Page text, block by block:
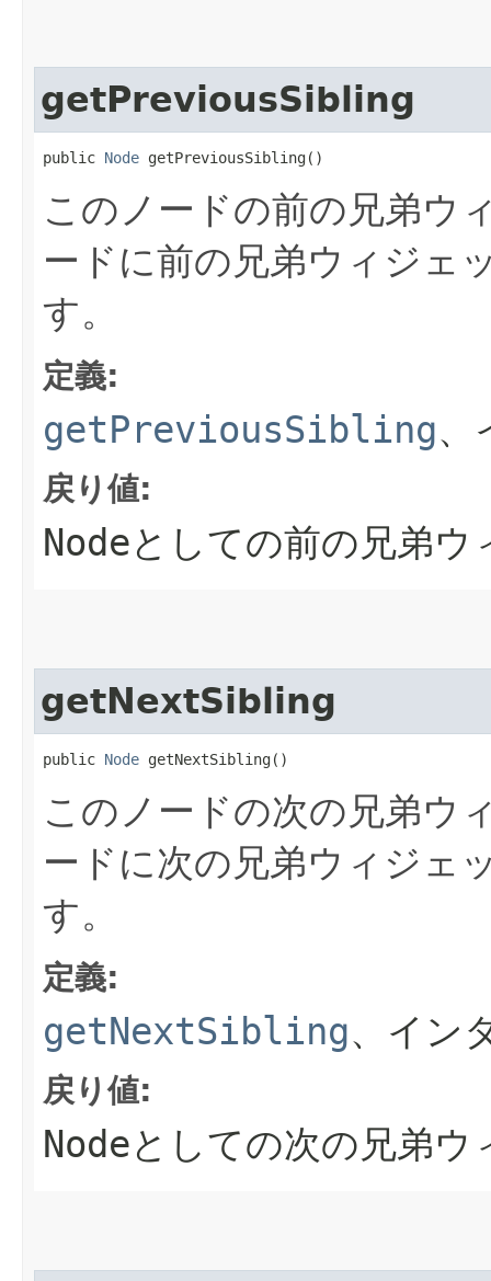
getPreviousSibling
public Node getPreviousSibling()
このノードの前の兄弟ウ
ードに前の兄弟ウィジェ
す。
定義:
getPreviousSibling、
戻り値:
Nodeとしての前の兄弟
getNextSibling
public Node getNextSibling()
このノードの次の兄弟ウ
ードに次の兄弟ウィジェ
す。
定義:
getNextSibling、イン
戻り値:
Nodeとしての次の兄弟